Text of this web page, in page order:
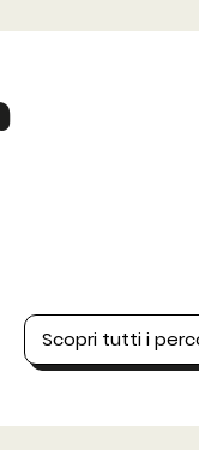
Scopri tutti i